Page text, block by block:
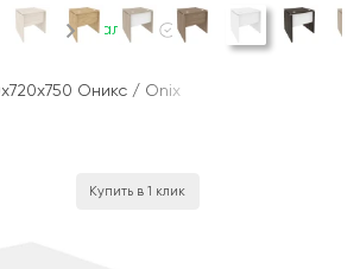
В наличии
Оникс / Onix
Купить в 1 клик